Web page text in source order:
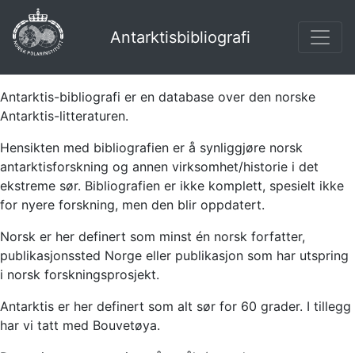
Antarktisbibliografi
Antarktis-bibliografi er en database over den norske
Antarktis-litteraturen.
Hensikten med bibliografien er å synliggjøre norsk
antarktisforskning og annen virksomhet/historie i det
ekstreme sør. Bibliografien er ikke komplett, spesielt ikke
for nyere forskning, men den blir oppdatert.
Norsk er her definert som minst én norsk forfatter,
publikasjonssted Norge eller publikasjon som har utspring
i norsk forskningsprosjekt.
Antarktis er her definert som alt sør for 60 grader. I tillegg
har vi tatt med Bouvetøya.